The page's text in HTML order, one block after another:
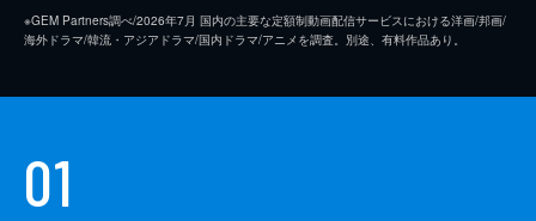
※GEM Partners調べ/2026年7⽉ 国内の主要な定額制動画配信サービスにおける洋画/邦画/
海外ドラマ/韓流・アジアドラマ/国内ドラマ/アニメを調査。別途、有料作品あり。
01